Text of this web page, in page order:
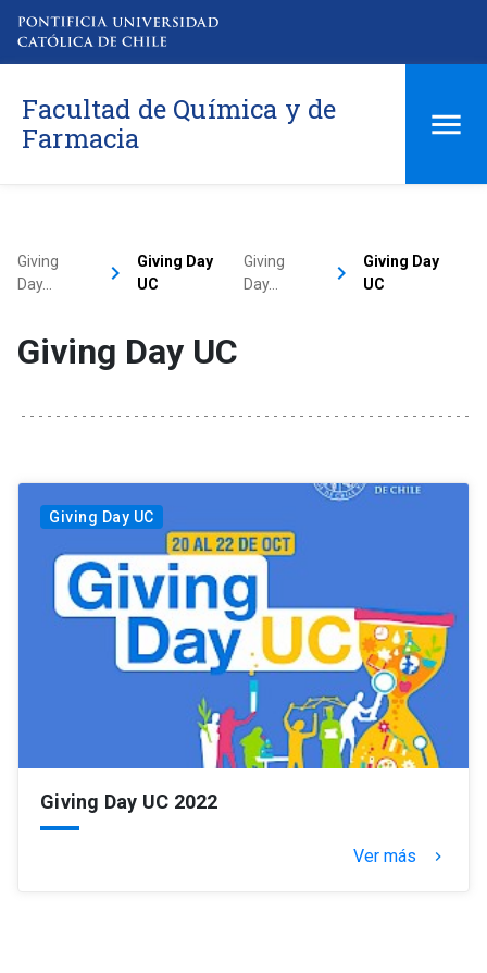
Facultad de Química y de
Farmacia
Giving
Day…
keyboard_arrow_right
Giving Day
UC
Giving
Day…
keyboard_arrow_right
Giving Day
UC
Giving Day UC
Giving Day UC
Giving Day UC 2022
Ver más keyboard_arrow_right